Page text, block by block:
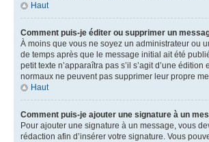
Haut
Comment puis-je éditer ou supprimer un
À moins que vous ne soyez un administrateur ou
de temps après que le message initial ait été
petit texte n’apparaîtra pas s’il s’agit d’une
normaux ne peuvent pas supprimer leur propre
Haut
Comment puis-je ajouter une signature à un
Pour ajouter une signature à un message, vous
rédaction afin d’insérer votre signature. Vous